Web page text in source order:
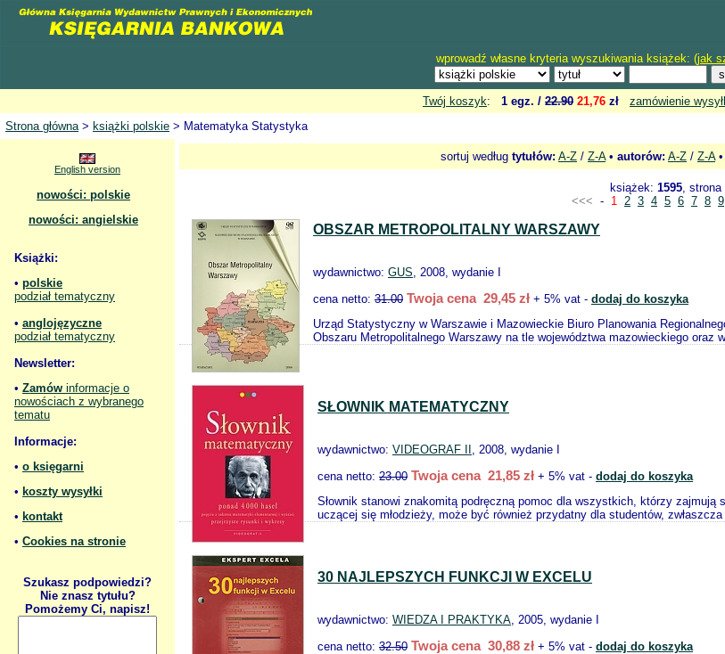
wprowadź własne kryteria wyszukiwania książek: (jak
Twój koszyk: 1 egz. / 22.90 21,76 zł
zamówienie
Strona główna> książki polskie > Matematyka Statystyka
English version
nowości: polskie
nowości: angielskie
Książki:
• polskie
podział tematyczny
• anglojęzyczne
podział tematyczny
Newsletter:
• Zamów informacje o
nowościach z wybranego
tematu
Informacje:
• o księgarni
• koszty wysyłki
• kontakt
• Cookies na stronie
Szukasz podpowiedzi?
Nie znasz tytułu?
Pomożemy Ci, napisz!
sortuj według tytułów: A-Z / Z-A• autorów: A-Z / Z-A•
książek: 1595, strona
<<< - 1 2 3 4 5 6 7 8 9
OBSZAR METROPOLITALNY WARSZAWY
wydawnictwo: GUS, 2008, wydanie I
cena netto: 31.00 Twoja cena 29,45 zł + 5% vat - dodaj do koszyka
Urząd Statystyczny w Warszawie i Mazowieckie Biuro Planowania
Obszaru Metropolitalnego Warszawy na tle województwa mazowieckiego oraz
SŁOWNIK MATEMATYCZNY
wydawnictwo: VIDEOGRAF II , 2008, wydanie I
cena netto: 23.00 Twoja cena 21,85 zł + 5% vat - dodaj do koszyka
Słownik stanowi znakomitą podręczną pomoc dla wszystkich, którzy
uczącej się młodzieży, może być również przydatny dla studentów,
30 NAJLEPSZYCH FUNKCJI W EXCELU
wydawnictwo: WIEDZA I PRAKTYKA, 2005, wydanie I
cena netto: 32.50 Twoja cena 30,88 zł + 5% vat - dodaj do koszyka